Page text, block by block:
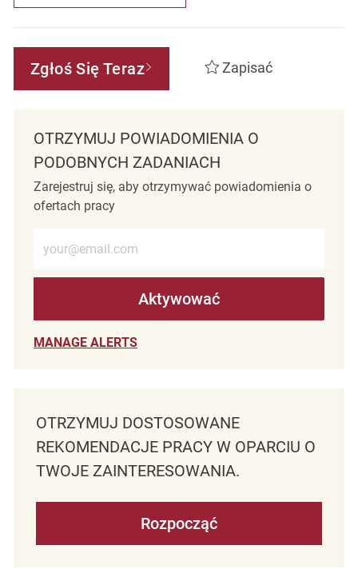
Zgłoś Się Teraz Zapisać
OTRZYMUJ POWIADOMIENIA O
PODOBNYCH ZADANIACH
Zarejestruj się, aby otrzymywać powiadomienia o
ofertach pracy
Aktywować
MANAGE ALERTS
OTRZYMUJ DOSTOSOWANE
REKOMENDACJE PRACY W OPARCIU O
TWOJE ZAINTERESOWANIA.
Rozpocząć